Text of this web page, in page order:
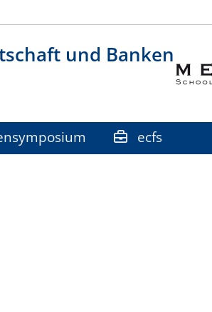
und Banken
ecfs